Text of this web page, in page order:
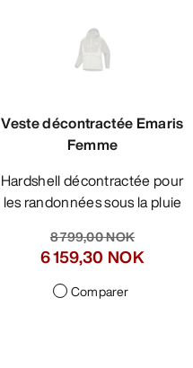
Veste décontractée Emaris
Femme
Hardshell décontractée pour
les randonnées sous la pluie
8 799,00 NOK
6 159,30 NOK
Comparer